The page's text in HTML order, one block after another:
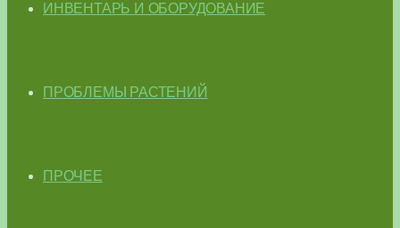
ИНВЕНТАРЬ И ОБОРУДОВАНИЕ
ПРОБЛЕМЫ РАСТЕНИЙ
ПРОЧЕЕ